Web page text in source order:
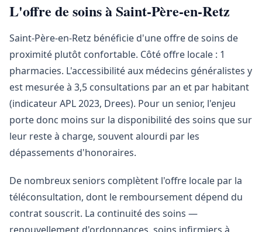
L'offre de soins à Saint-Père-en-Retz
Saint-Père-en-Retz bénéficie d'une offre de soins de
proximité plutôt confortable. Côté offre locale : 1
pharmacies. L'accessibilité aux médecins généralistes y
est mesurée à 3,5 consultations par an et par habitant
(indicateur APL 2023, Drees). Pour un senior, l'enjeu
porte donc moins sur la disponibilité des soins que sur
leur reste à charge, souvent alourdi par les
dépassements d'honoraires.
De nombreux seniors complètent l'offre locale par la
téléconsultation, dont le remboursement dépend du
contrat souscrit. La continuité des soins —